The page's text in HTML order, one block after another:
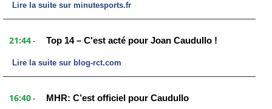
Lire la suite sur minutesports.fr
21:44 - Top 14 – C'est acté pour Joan Caudullo !
Lire la suite sur blog-rct.com
16:40 - MHR: C’est officiel pour Caudullo